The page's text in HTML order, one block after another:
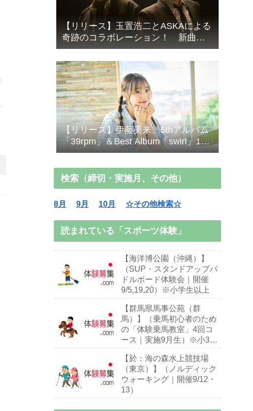
【リリース】玉置浩二とASKAによる
奇跡のコラボレーション！ 新曲
「音銀河」9/16リリース
【リリース】伊藤美来、5thアルバム
「39rpm」＆Best Album「swirl」10/7
発売！
検索（締切・実施月、その他）
8月 9月 10月 ☆その他検索☆
読まれている「スポーツ体験」
【海洋博公園（沖縄）】
（SUP・スタンドアップパ
ドルボード体験会｜開催
9/5,19,20）※小学生以上
【群馬県馬事公苑（群
馬）】（乗馬初心者のため
の「体験乗馬教室」4回コ
ース｜実施9月生）※小3～
【於：海の森水上競技場
（東京）】（ノルディック
ウォーキング｜開催9/12・
13）